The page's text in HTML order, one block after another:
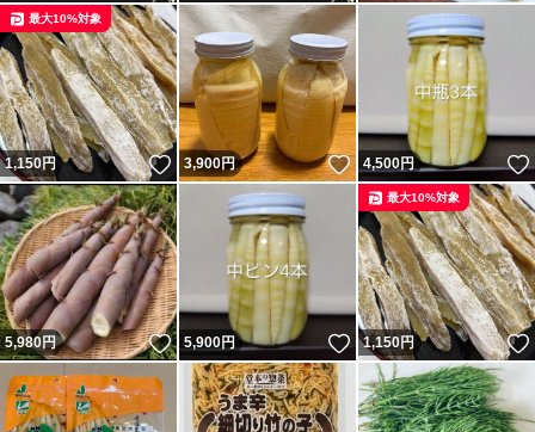
1,150円 いいね！
最大10%対象
3,900円 いいね！
4,500円
5,980円 いいね！
5,900円 いいね！
1,150円
最大10%対象